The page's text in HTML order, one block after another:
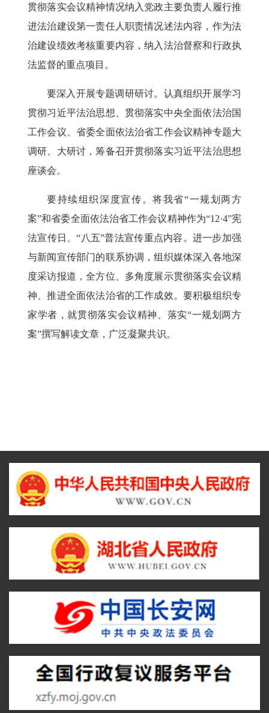
贯彻落实会议精神情况纳入党政主要负责人履行推
进法治建设第一责任人职责情况述法内容，作为法
治建设绩效考核重要内容，纳入法治督察和行政执
法监督的重点项目。
要深入开展专题调研研讨。 认真组织开展学习
贯彻习近平法治思想、贯彻落实中央全面依法治国
工作会议、省委全面依法治省工作会议精神专题大
调研、大研讨，筹备召开贯彻落实习近平法治思想
座谈会。
要持续组织深度宣传。将我省“一规划两方
案”和省委全面依法治省工作会议精神作为“12·4”宪
法宣传日、“八五”普法宣传重点内容。进一步加强
与新闻宣传部门的联系协调，组织媒体深入各地深
度采访报道，全方位、多角度展示贯彻落实会议精
神、推进全面依法治省的工作成效。要积极组织专
家学者，就贯彻落实会议精神、落实“一规划两方
案”撰写解读文章，广泛凝聚共识。